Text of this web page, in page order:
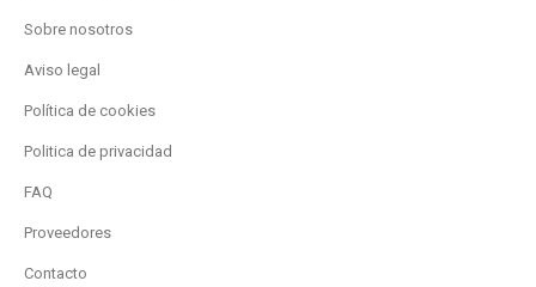
Sobre nosotros
Aviso legal
Política de cookies
Politica de privacidad
FAQ
Proveedores
Contacto